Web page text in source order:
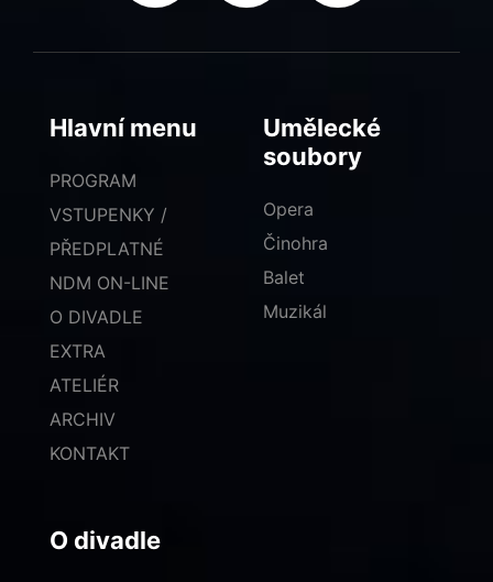
Hlavní menu
PROGRAM
VSTUPENKY /
PŘEDPLATNÉ
NDM ON-LINE
O DIVADLE
EXTRA
ATELIÉR
ARCHIV
KONTAKT
Umělecké
soubory
Opera
Činohra
Balet
Muzikál
O divadle